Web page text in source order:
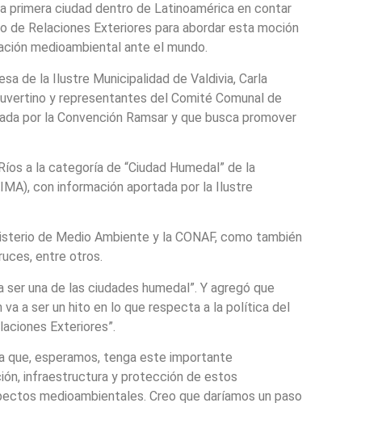
primera ciudad dentro de Latinoamérica en contar
de Relaciones Exteriores para abordar esta moción
medioambiental ante el mundo.
de la Ilustre Municipalidad de Valdivia, Carla
y representantes del Comité Comunal de
por la Convención Ramsar y que busca promover
a la categoría de “Ciudad Humedal” de la
con información aportada por la Ilustre
de Medio Ambiente y la CONAF, como también
entre otros.
una de las ciudades humedal”. Y agregó que
a ser un hito en lo que respecta a la política del
Exteriores”.
que, esperamos, tenga este importante
infraestructura y protección de estos
medioambientales. Creo que daríamos un paso